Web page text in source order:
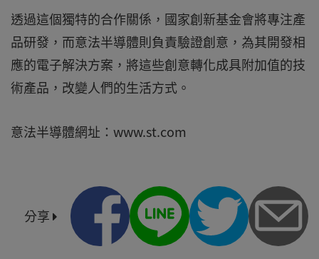
透過這個獨特的合作關係，國家創新基金會將專注產
品研發，而意法半導體則負責驗證創意，為其開發相
應的電子解決方案，將這些創意轉化成具附加值的技
術產品，改變人們的生活方式。
意法半導體網址：www.st.com
分享